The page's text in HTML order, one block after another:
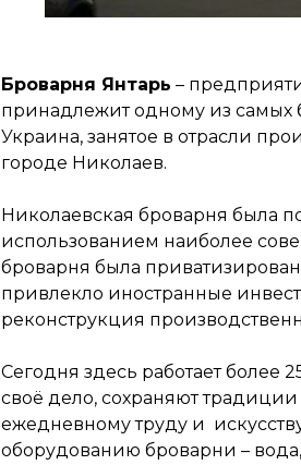
Броварня Янтарь –
принадлежит одному из самых
Украина, занятое в отрасли
городе Николаев.
Николаевская броварня была
использованием наиболее
броварня была
привлекло иностранные
реконструкция
Сегодня здесь работает более
своё дело, сохраняют
ежедневному труду и
оборудованию броварни –